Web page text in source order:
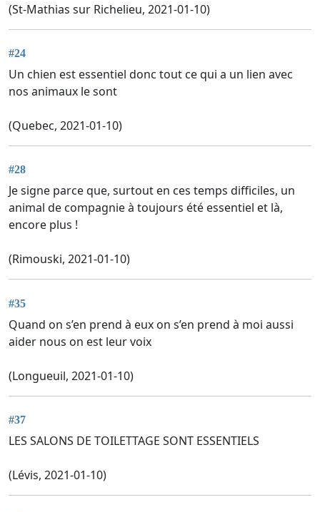
(St-Mathias sur Richelieu, 2021-01-10)
#24
Un chien est essentiel donc tout ce qui a un lien avec
nos animaux le sont
(Quebec, 2021-01-10)
#28
Je signe parce que, surtout en ces temps difficiles, un
animal de compagnie à toujours été essentiel et là,
encore plus !
(Rimouski, 2021-01-10)
#35
Quand on s’en prend à eux on s’en prend à moi aussi
aider nous on est leur voix
(Longueuil, 2021-01-10)
#37
LES SALONS DE TOILETTAGE SONT ESSENTIELS
(Lévis, 2021-01-10)